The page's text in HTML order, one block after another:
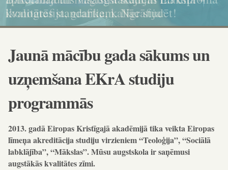
kvalitātes standartiem. Nāc studēt!
ikonogrāfija, grafika, kaligrāfija
dokumenta standartiem!
un karitatīvajā sociālajā darbā
Jaunā mācību gada sākums un
uzņemšana EKrA studiju
programmās
2013. gadā Eiropas Kristīgajā akadēmijā tika veikta Eiropas
līmeņa akreditācija studiju virzieniem “Teoloģija”, “Sociālā
labklājība”, “Mākslas”. Mūsu augstskola ir saņēmusi
augstākās kvalitātes zīmi.